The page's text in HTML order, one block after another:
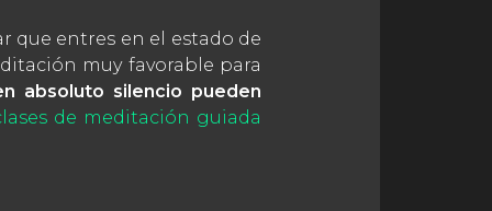
que entres en el estado de
muy favorable para
absoluto silencio pueden
de meditación guiada